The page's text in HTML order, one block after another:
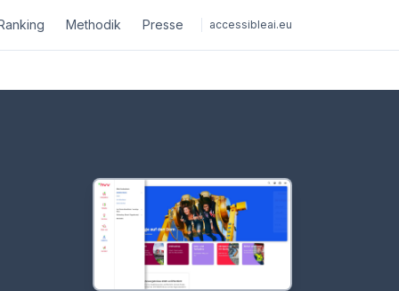
Methodik Presse accessibleai.eu